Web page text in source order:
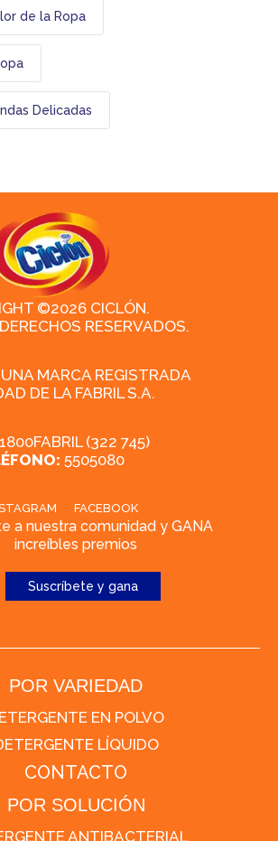
de la Ropa
Delicadas
©2026 CICLÓN.
RESERVADOS.
MARCA REGISTRADA
DE LA FABRIL S.A.
1800FABRIL (322 745)
5505080
FACEBOOK
a nuestra comunidad y GANA
increíbles premios
Suscríbete y gana
POR VARIEDAD
EN POLVO
LÍQUIDO
CONTACTO
POR SOLUCIÓN
ANTIBACTERIAL